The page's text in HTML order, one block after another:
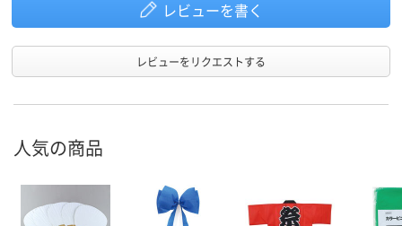
レビューを書く
レビューをリクエストする
人気の商品